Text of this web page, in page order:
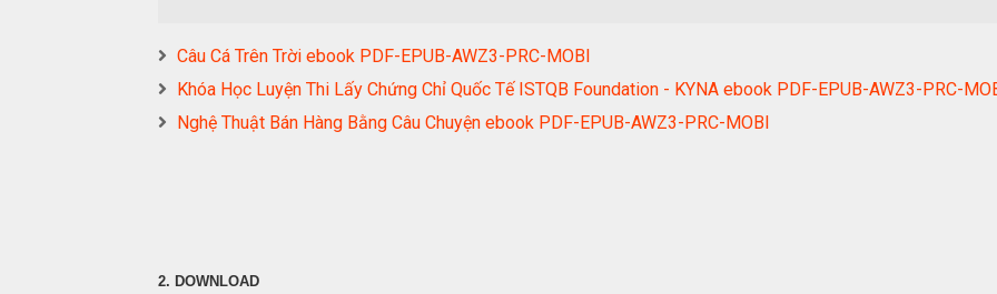
Câu Cá Trên Trời ebook PDF-EPUB-AWZ3-PRC-MOBI
Khóa Học Luyện Thi Lấy Chứng Chỉ Quốc Tế ISTQB Foundation - KYNA ebook PDF-EPUB-AWZ3-PRC-
Nghệ Thuật Bán Hàng Bằng Câu Chuyện ebook PDF-EPUB-AWZ3-PRC-MOBI
2. DOWNLOAD